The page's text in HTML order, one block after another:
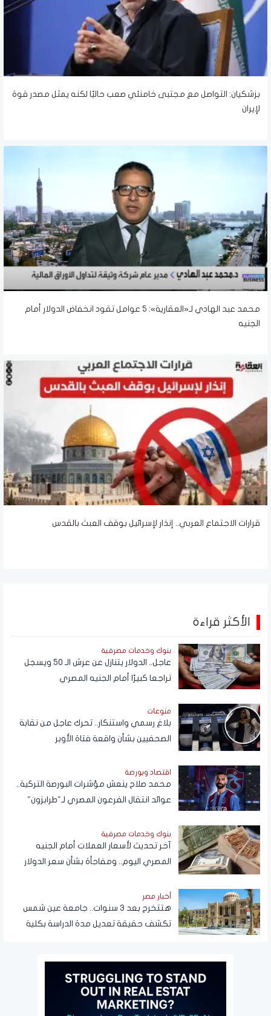
بزشكيان: التواصل مع مجتبى خامنئي صعب حاليًا لكنه يمثل مصدر قوة
لإيران
محمد عبد الهادي لـ«العقارية»: 5 عوامل تقود انخفاض الدولار أمام
الجنيه
قرارات الاجتماع العربي.. إنذار لإسرائيل بوقف العبث بالقدس
الأكثر قراءة
بنوك وخدمات مصرفية
عاجل.. الدولار يتنازل عن عرش الـ 50 ويسجل
تراجعا كبيرًا أمام الجنيه المصري
منوعات
بلاغ رسمي واستنكار.. تحرك عاجل من نقابة
الصحفيين بشأن واقعة فتاة الأوبر
اقتصاد وبورصة
محمد صلاح ينعش مؤشرات البورصة التركية..
عوائد انتقال الفرعون المصري لـ"طرابزون"
بنوك وخدمات مصرفية
آخر تحديث لأسعار العملات أمام الجنيه
المصري اليوم.. ومفاجأة بشأن سعر الدولار
أخبار مصر
هتتخرج بعد 3 سنوات.. جامعة عين شمس
تكشف حقيقة تعديل مدة الدراسة بكلية